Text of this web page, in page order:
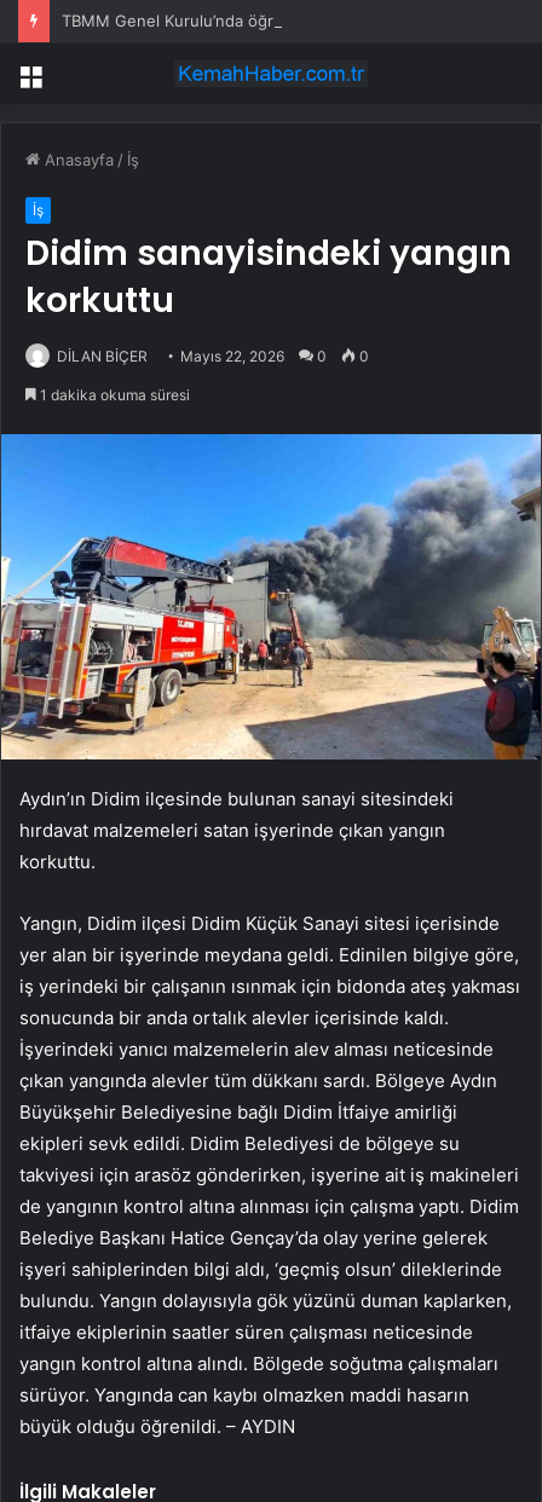
Menü
Anasayfa / İş
İş
Didim sanayisindeki yangın
korkuttu
DİLAN BİÇER Mayıs 22, 2026 0 0
1 dakika okuma süresi
Aydın’ın Didim ilçesinde bulunan sanayi sitesindeki
hırdavat malzemeleri satan işyerinde çıkan yangın
korkuttu.
Yangın, Didim ilçesi Didim Küçük Sanayi sitesi içerisinde
yer alan bir işyerinde meydana geldi. Edinilen bilgiye göre,
iş yerindeki bir çalışanın ısınmak için bidonda ateş yakması
sonucunda bir anda ortalık alevler içerisinde kaldı.
İşyerindeki yanıcı malzemelerin alev alması neticesinde
çıkan yangında alevler tüm dükkanı sardı. Bölgeye Aydın
Büyükşehir Belediyesine bağlı Didim İtfaiye amirliği
ekipleri sevk edildi. Didim Belediyesi de bölgeye su
takviyesi için arasöz gönderirken, işyerine ait iş makineleri
de yangının kontrol altına alınması için çalışma yaptı. Didim
Belediye Başkanı Hatice Gençay’da olay yerine gelerek
işyeri sahiplerinden bilgi aldı, ‘geçmiş olsun’ dileklerinde
bulundu. Yangın dolayısıyla gök yüzünü duman kaplarken,
itfaiye ekiplerinin saatler süren çalışması neticesinde
yangın kontrol altına alındı. Bölgede soğutma çalışmaları
sürüyor. Yangında can kaybı olmazken maddi hasarın
büyük olduğu öğrenildi. – AYDIN
İlgili Makaleler